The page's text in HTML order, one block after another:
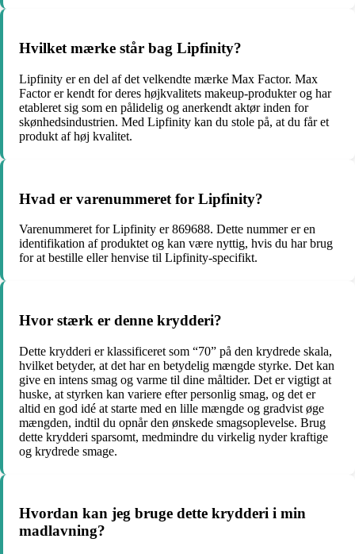
Hvilket mærke står bag Lipfinity?
Lipfinity er en del af det velkendte mærke Max Factor. Max
Factor er kendt for deres højkvalitets makeup-produkter og har
etableret sig som en pålidelig og anerkendt aktør inden for
skønhedsindustrien. Med Lipfinity kan du stole på, at du får et
produkt af høj kvalitet.
Hvad er varenummeret for Lipfinity?
Varenummeret for Lipfinity er 869688. Dette nummer er en
identifikation af produktet og kan være nyttig, hvis du har brug
for at bestille eller henvise til Lipfinity-specifikt.
Hvor stærk er denne krydderi?
Dette krydderi er klassificeret som “70” på den krydrede skala,
hvilket betyder, at det har en betydelig mængde styrke. Det kan
give en intens smag og varme til dine måltider. Det er vigtigt at
huske, at styrken kan variere efter personlig smag, og det er
altid en god idé at starte med en lille mængde og gradvist øge
mængden, indtil du opnår den ønskede smagsoplevelse. Brug
dette krydderi sparsomt, medmindre du virkelig nyder kraftige
og krydrede smage.
Hvordan kan jeg bruge dette krydderi i min
madlavning?